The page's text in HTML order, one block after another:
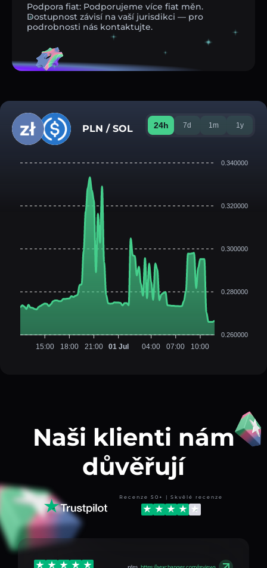
Podpora fiat: Podporujeme více fiat měn.
Dostupnost závisí na vaší jurisdikci — pro
podrobnosti nás kontaktujte.
PLN / SOL 24h 7d 1m 1y
0.340000
0.320000
0.300000
0.280000
0.260000
15:00 18:00 21:00 01 Jul 04:00 07:00 10:00
Naši klienti nám
důvěřují
Recenze 50+ | Skvělé recenze
přes https://aexchanger.com/reviews